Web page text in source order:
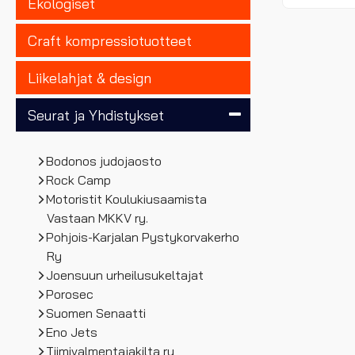
Craft kompressiotuotteet
Liikelahjat & design
Seurat ja Yhdistykset
Bodonos judojaosto
Rock Camp
Motoristit Koulukiusaamista
Vastaan MKKV ry.
Pohjois-Karjalan Pystykorvakerho
Ry
Joensuun urheilusukeltajat
Porosec
Suomen Senaatti
Eno Jets
Tiimivalmentajakilta ry